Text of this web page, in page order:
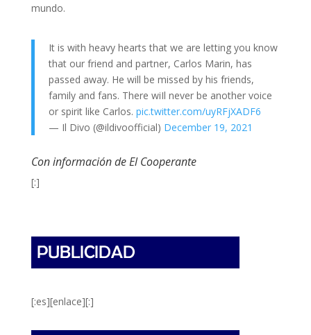
mundo.
It is with heavy hearts that we are letting you know
that our friend and partner, Carlos Marin, has
passed away. He will be missed by his friends,
family and fans. There wiIl never be another voice
or spirit like Carlos. pic.twitter.com/uyRFjXADF6
— Il Divo (@ildivoofficial) December 19, 2021
Con información de El Cooperante
[:]
[:es][enlace][:]